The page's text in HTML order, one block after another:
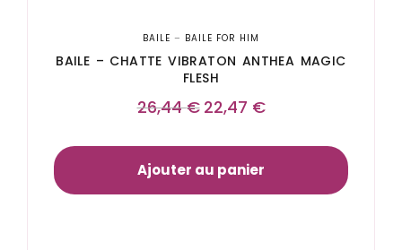
BAILE – BAILE FOR HIM
BAILE – CHATTE VIBRATON ANTHEA MAGIC
FLESH
26,44€ 22,47 €
Ajouter au panier